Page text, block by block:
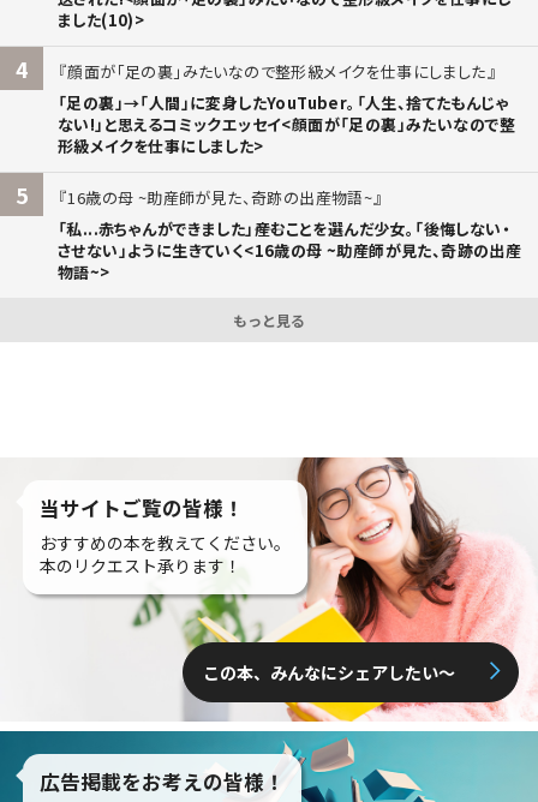
ました(10)>
4
顔面が「足の裏」みたいなので整形級メイクを仕事にしました
「足の裏」→「人間」に変身したYouTuber。「人生、捨てたもんじゃ
ない!」と思えるコミックエッセイ<顔面が「足の裏」みたいなので整
形級メイクを仕事にしました>
5
16歳の母 ~助産師が見た、奇跡の出産物語~
「私...赤ちゃんができました」――産むことを選んだ少女。「後悔しない・
させない」ように生きていく<16歳の母 ~助産師が見た、奇跡の出産
物語~>
もっと見る
当サイトご覧の皆様！
おすすめの本を教えてください。
本のリクエスト承ります！
この本、みんなにシェアしたい〜
広告掲載をお考えの皆様！